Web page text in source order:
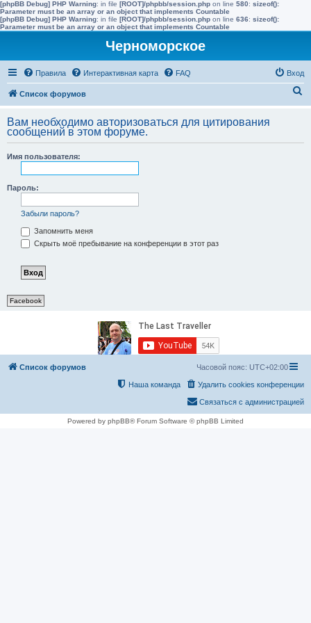
[phpBB Debug] PHP Warning: in file [ROOT]/phpbb/session.php on line 580: sizeof():
Parameter must be an array or an object that implements Countable
[phpBB Debug] PHP Warning: in file [ROOT]/phpbb/session.php on line 636: sizeof():
Parameter must be an array or an object that implements Countable
Черноморское
Правила Интерактивная карта FAQ Вход
Список форумов
с
Вам необходимо авторизоваться для цитирования
сообщений в этом форуме.
Имя пользователя:
Пароль:
Забыли пароль?
Запомнить меня
Скрыть моё пребывание на конференции в этот раз
Facebook
Список форумов Часовой пояс: UTC+02:00
Удалить cookies конференции
Наша команда
Связаться с администрацией
Powered by phpBB® Forum Software © phpBB Limited